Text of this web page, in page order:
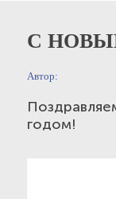
С
Автор:
годом!